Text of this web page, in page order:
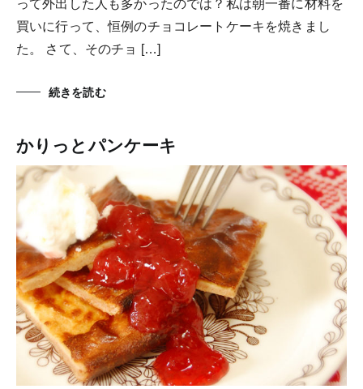
って外出した人も多かったのでは？私は朝一番に材料を
買いに行って、恒例のチョコレートケーキを焼きまし
た。 さて、そのチョ […]
続きを読む
かりっとパンケーキ